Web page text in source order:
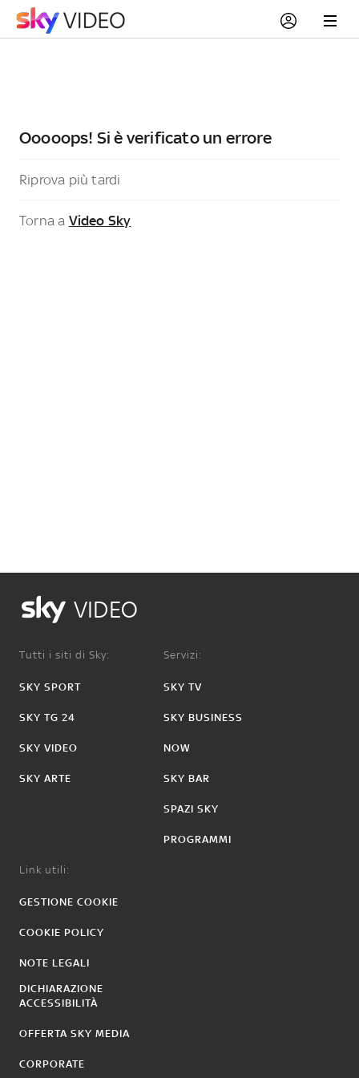
Ooooops! Si è verificato un errore
Riprova più tardi
Torna a Video Sky
VIDEO
Tutti i siti di Sky:
SKY SPORT
SKY TG 24
SKY VIDEO
SKY ARTE
Servizi:
SKY TV
SKY BUSINESS
NOW
SKY BAR
SPAZI SKY
PROGRAMMI
Link utili:
GESTIONE COOKIE
COOKIE POLICY
NOTE LEGALI
DICHIARAZIONE
ACCESSIBILITÀ
OFFERTA SKY MEDIA
CORPORATE